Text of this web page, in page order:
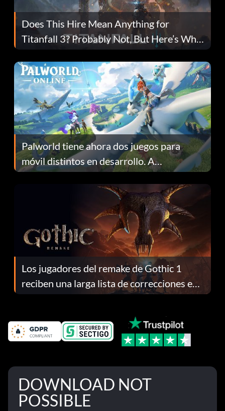
Does This Hire Mean Anything for
Titanfall 3? Probably Not, But Here’s Why
Fans Are Hopeful
Palworld tiene ahora dos juegos para
móvil distintos en desarrollo. A
continuación te explicamos por qué.
Los jugadores del remake de Gothic 1
reciben una larga lista de correcciones en
el parche 1.0.4
DOWNLOAD NOT
POSSIBLE